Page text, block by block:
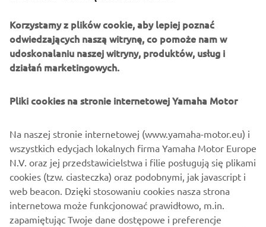
osiągów w profesjonalnych
zastosowaniach morskich.
Yamaha Motor Europe
Ta umowa jest czymś więcej niż kontraktem na dostawę
rozwiązań technologicznych. Odzwierciedla ona wspólne
zobowiązanie do kreowania zrównoważonej przyszłości w
branży mobilności morskiej
Korzystamy z plików cookie, aby lepiej poznać
odwiedzających naszą witrynę, co pomoże nam w
udoskonalaniu naszej witryny, produktów, usług i
działań marketingowych.
Pliki cookies na stronie internetowej Yamaha Motor
Na naszej stronie internetowej (www.yamaha-motor.eu) i
wszystkich edycjach lokalnych firma Yamaha Motor Europe
N.V. oraz jej przedstawicielstwa i filie posługują się plikami
cookies (tzw. ciasteczka) oraz podobnymi, jak javascript i
web beacon. Dzięki stosowaniu cookies nasza strona
internetowa może funkcjonować prawidłowo, m.in.
zapamiętując Twoje dane dostępowe i preferencje